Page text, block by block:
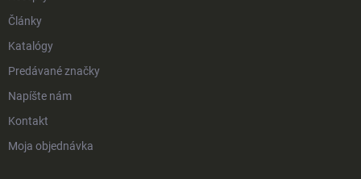
Články
Katalógy
Predávané značky
Napíšte nám
Kontakt
Moja objednávka